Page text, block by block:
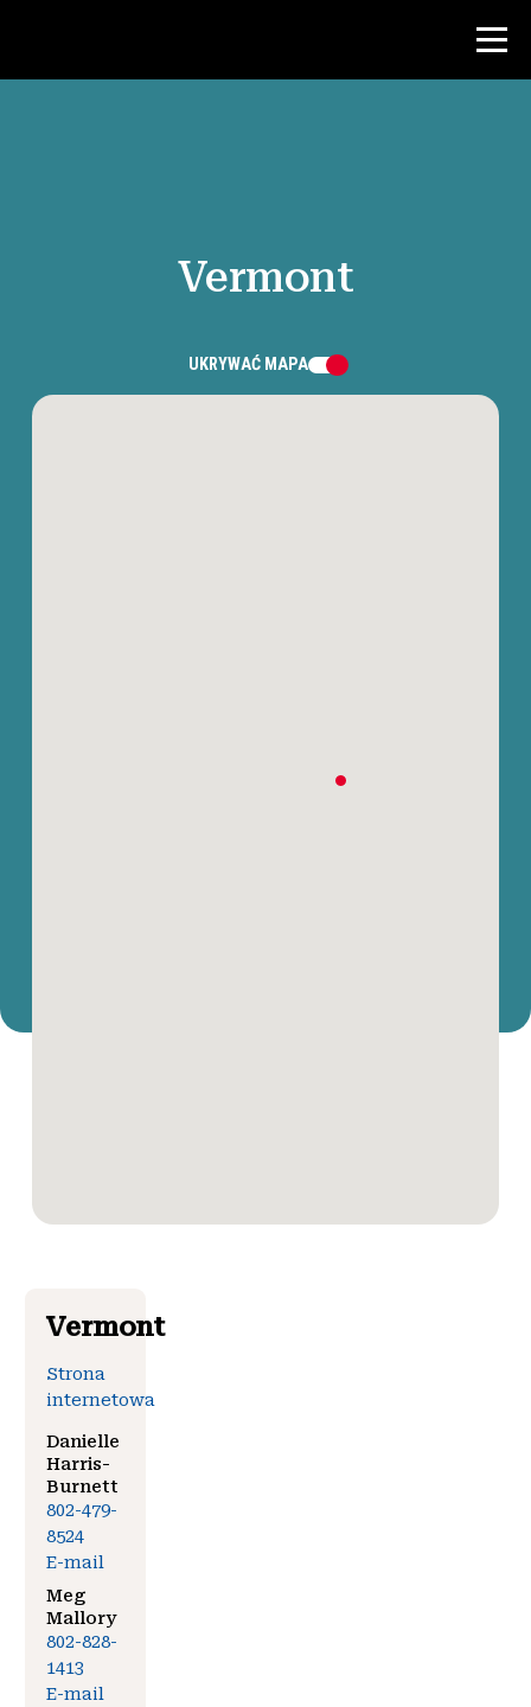
Wiadomości i wydarzenia
Vermont
UKRYWAĆ MAPA
Vermont
Strona
internetowa
Danielle
Harris-
Burnett
802-479-
8524
E-mail
Meg
Mallory
802-828-
1413
E-mail